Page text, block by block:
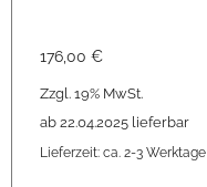
176,00 €
Zzgl. 19% MwSt.
ab 22.04.2025 lieferbar
Lieferzeit: ca. 2-3 Werktage